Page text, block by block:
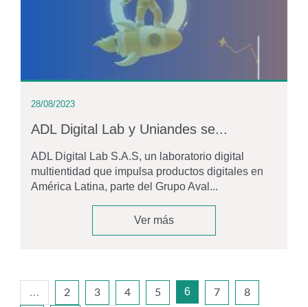
28/08/2023
ADL Digital Lab y Uniandes se...
ADL Digital Lab S.A.S, un laboratorio digital
multientidad que impulsa productos digitales en
América Latina, parte del Grupo Aval...
Ver más
… 2 3 4 5 6 7 8